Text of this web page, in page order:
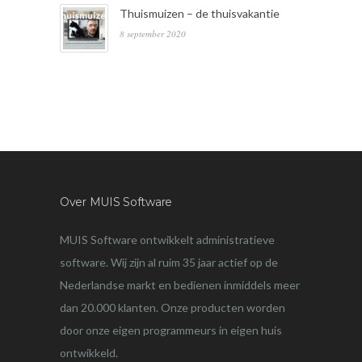
Thuismuizen – de thuisvakantie
8 september 2020
Over MUIS Software
MUIS Software ontwikkelt administratieve
software. Wij zijn al ruim 35 jaar actief op de
Nederlandse markt en bedienen inmiddels meer
dan 20.000 klanten. Onze producten worden
door onze eigen programmeurs in eigen huis
ontwikkeld.